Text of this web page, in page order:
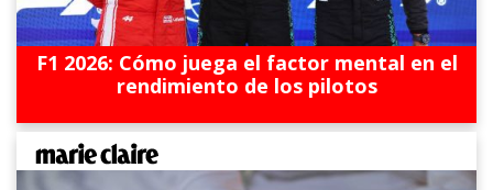
F1 2026: Cómo juega el factor mental en el
rendimiento de los pilotos